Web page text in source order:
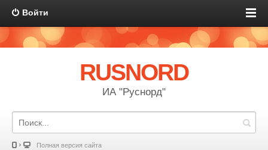
Войти
RUSNORD
ИА "Руснорд"
Полная версия сайта